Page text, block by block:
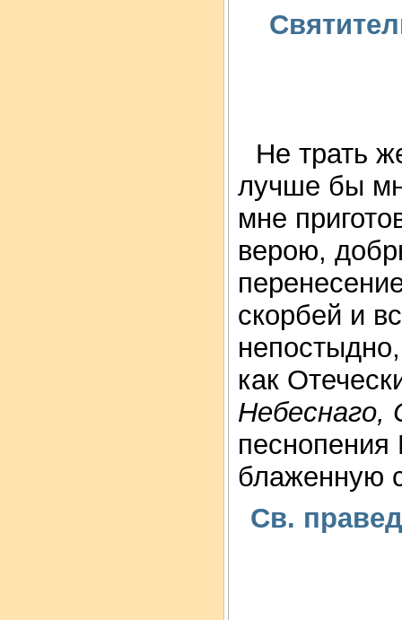
Не трать
лучше бы
мне
верою,
скорбей и
как
Небеснаго,
песнопения
блаженную
Св.